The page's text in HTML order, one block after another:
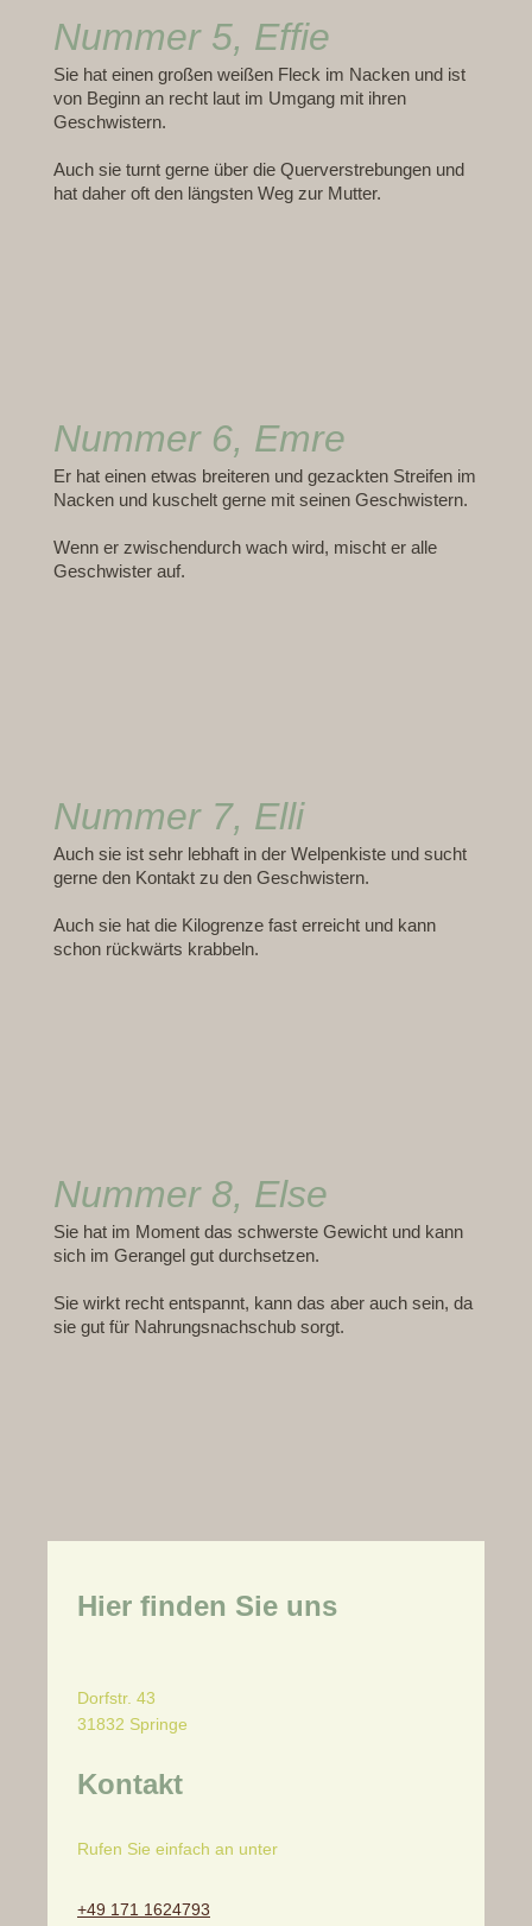
Nummer 5, Effie
Sie hat einen großen weißen Fleck im Nacken und ist
von Beginn an recht laut im Umgang mit ihren
Geschwistern.
Auch sie turnt gerne über die Querverstrebungen und
hat daher oft den längsten Weg zur Mutter.
Nummer 6, Emre
Er hat einen etwas breiteren und gezackten Streifen im
Nacken und kuschelt gerne mit seinen Geschwistern.
Wenn er zwischendurch wach wird, mischt er alle
Geschwister auf.
Nummer 7, Elli
Auch sie ist sehr lebhaft in der Welpenkiste und sucht
gerne den Kontakt zu den Geschwistern.
Auch sie hat die Kilogrenze fast erreicht und kann
schon rückwärts krabbeln.
Nummer 8, Else
Sie hat im Moment das schwerste Gewicht und kann
sich im Gerangel gut durchsetzen.
Sie wirkt recht entspannt, kann das aber auch sein, da
sie gut für Nahrungsnachschub sorgt.
Hier finden Sie uns
Dorfstr. 43
31832 Springe
Kontakt
Rufen Sie einfach an unter
+49 171 1624793